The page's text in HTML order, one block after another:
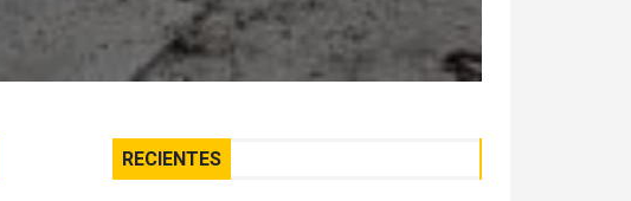
RECIENTES